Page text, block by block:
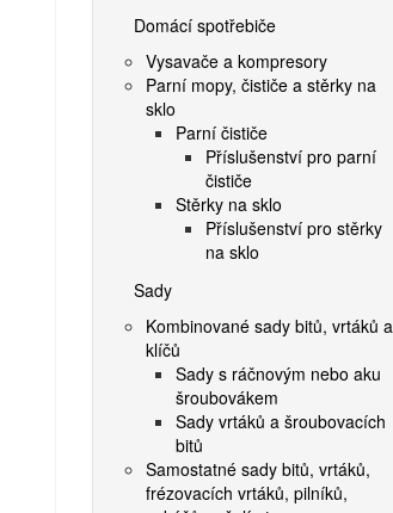
Domácí spotřebiče
Vysavače a kompresory
Parní mopy, čističe a stěrky na
sklo
Parní čističe
Příslušenství pro parní
čističe
Stěrky na sklo
Příslušenství pro stěrky
na sklo
Sady
Kombinované sady bitů, vrtáků a
klíčů
Sady s ráčnovým nebo aku
šroubovákem
Sady vrtáků a šroubovacích
bitů
Samostatné sady bitů, vrtáků,
frézovacích vrtáků, pilníků,